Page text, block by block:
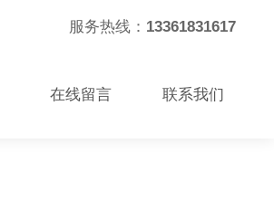
服务热线： 13361831617
在线留言 联系我们